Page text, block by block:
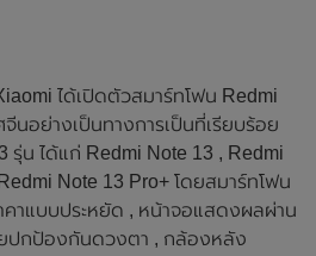
ได้เปิดตัวสมาร์ทโฟน Redmi
จีนอย่างเป็นทางการเป็นที่เรียบร้อย
น ได้แก่ Redmi Note 13 , Redmi
Note 13 Pro+ โดยสมาร์ทโฟน
คาแบบประหยัด , หน้าจอแสดงผลผ่าน
ปกป้องกันดวงตา , กล้องหลัง